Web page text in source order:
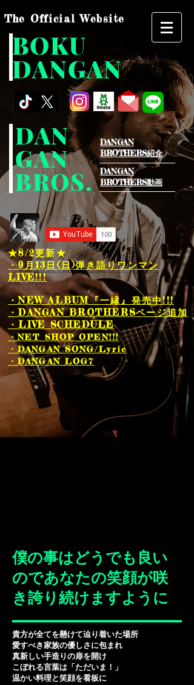
The Official Website
BOKU
DANGAN
DAN
GAN
BROS.
DANGAN
BROTHERS紹介​
DANGAN
BROTHERS動画
★8/2更新★
・9月13日(日)弾き語りワンマン
LIVE!!!
・NEW ALBUM『一縁』発売中!!!
・DANGAN BROTHERSページ追加
・LIVE SCHEDULE
・NET SHOP​ OPEN!!!
・DANGAN SONG/Lyric
・DANGAN LOG7​
僕の事はどうでも良い
のであなたの笑顔が咲
き誇り続けますように
貴方が全てを懸けて辿り着いた場所
愛すべき家族の優しさに包まれ
真新しい手造りの扉を開け
こぼれる言葉は「ただいま！」
温かい料理と笑顔を看板に